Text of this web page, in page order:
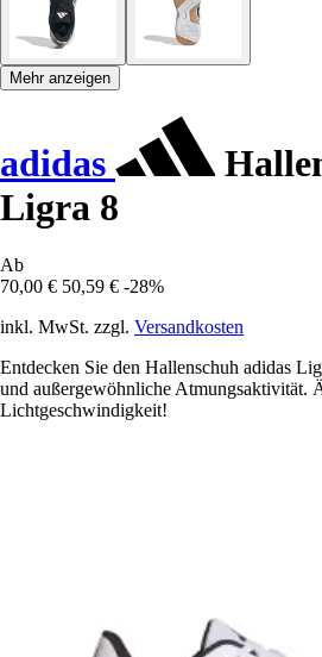
Mehr anzeigen
adidas
Ligra 8
Ab
70,00 € 50,59 € -28%
inkl. MwSt. zzgl. Versandkosten
Entdecken Sie den Hallenschuh adidas
und außergewöhnliche Atmungsaktivität.
Lichtgeschwindigkeit!